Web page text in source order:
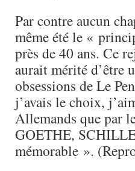
Par contre aucun
même été le «
près de 40 ans. Ce
aurait mérité d’être
obsessions de Le
j’avais le choix,
Allemands que par
GOETHE,
mémorable ».